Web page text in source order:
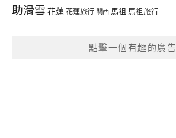
助滑雪 花蓮花蓮旅行 關西 馬祖 馬祖旅行
點擊一個有趣的廣告